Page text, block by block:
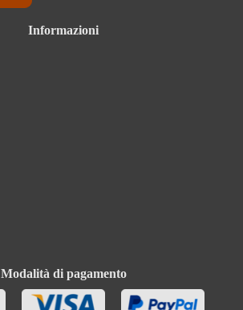
Informazioni
Modalità di pagamento